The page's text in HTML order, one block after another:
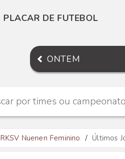
PLACAR DE FUTEBOL
ONTEM
RKSV Nuenen Feminino Últimos